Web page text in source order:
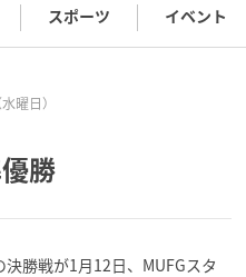
スポーツ イベント
曜日）
勝
勝戦が1月12日、MUFGスタ